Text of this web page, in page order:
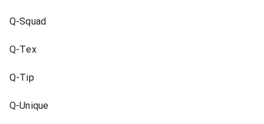
Q-Squad
Q-Tex
Q-Tip
Q-Unique